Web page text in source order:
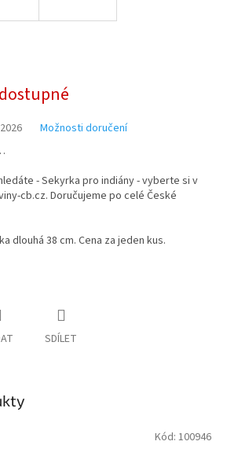
Možnosti doručení
- Sekyrka pro indiány - vyberte si v
cb.cz. Doručujeme po celé České
dlouhá 38 cm. Cena za jeden kus.
SDÍLET
Kód: 100946